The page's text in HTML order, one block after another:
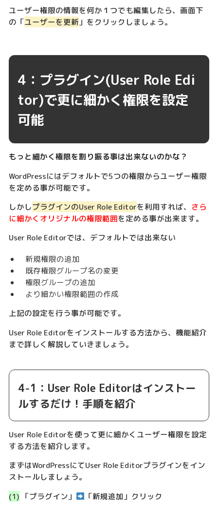
ユーザー権限の情報を何か１つでも編集したら、画面下
の「ユーザーを更新 」をクリックしましょう。
4：プラグイン(User Role Edi
tor)で更に細かく権限を設定
可能
もっと細かく権限を割り振る事は出来ないのかな？
WordPressにはデフォルトで5つの権限からユーザー権限
を定める事が可能です。
しかしプラグインのUser Role Editorを利用すれば、 さら
に細かくオリジナルの権限範囲を定める事が出来ます。
User Role Editorでは、デフォルトでは出来ない
新規権限の追加
既存権限グループ名の変更
権限グループの追加
より細かい権限範囲の作成
上記の設定を行う事が可能です。
User Role Editorをインストールする方法から、機能紹介
まで詳しく解説していきましょう。
4-1：User Role Editorはインストー
ルするだけ！手順を紹介
User Role Editorを使って更に細かくユーザー権限を設定
する方法を紹介します。
まずはWordPressにてUser Role Editorプラグインをイン
ストールしましょう。
(1) 「プラグイン」 「新規追加」クリック